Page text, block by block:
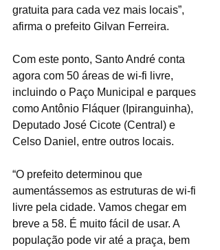
gratuita para cada vez mais locais”,
afirma o prefeito Gilvan Ferreira.
Com este ponto, Santo André conta
agora com 50 áreas de wi-fi livre,
incluindo o Paço Municipal e parques
como Antônio Fláquer (Ipiranguinha),
Deputado José Cicote (Central) e
Celso Daniel, entre outros locais.
“O prefeito determinou que
aumentássemos as estruturas de wi-fi
livre pela cidade. Vamos chegar em
breve a 58. É muito fácil de usar. A
população pode vir até a praça, bem